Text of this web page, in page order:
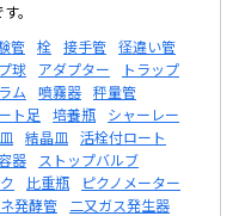
。
管 栓 接手管 径違い管
球 アダプター
トラップ
ム 噴霧器 秤量管
ト足 培養瓶
シャーレー
結晶皿
活栓付ロート
器
ストップバルブ
比重瓶
ピクノメーター
発酵管
二又ガス発生器